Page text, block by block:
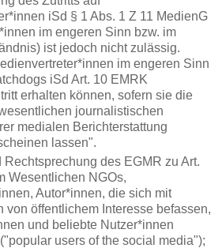
iSd § 1 Abs. 1 Z 11 MedienG
im engeren Sinn bzw. im
ist jedoch nicht zulässig.
im engeren Sinn
iSd Art. 10 EMRK
erhalten können, sofern sie die
journalistischen
medialen Berichterstattung
lassen".
des EGMR zu Art.
Wesentlichen NGOs,
Autor*innen, die sich mit
von öffentlichem Interesse befassen,
und beliebte Nutzer*innen
users of the social media");